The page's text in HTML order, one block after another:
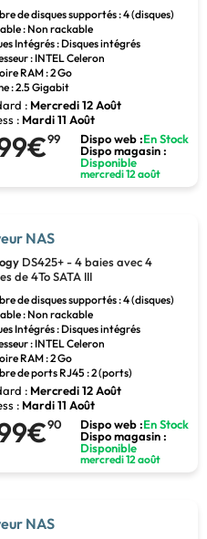
de disques supportés : 4 (disques)
: Non rackable
Intégrés : Disques intégrés
: INTEL Celeron
RAM : 2 Go
: 2.5 Gigabit
: Mercredi 12 Août
: Mardi 11 Août
99 Dispo web :En Stock
Dispo magasin :
Disponible
mercredi 12 août
NAS
DS425+ - 4 baies avec 4
de 4To SATA III
de disques supportés : 4 (disques)
: Non rackable
Intégrés : Disques intégrés
: INTEL Celeron
RAM : 2 Go
de ports RJ45 : 2 (ports)
: Mercredi 12 Août
: Mardi 11 Août
90 Dispo web :En Stock
Dispo magasin :
Disponible
mercredi 12 août
NAS